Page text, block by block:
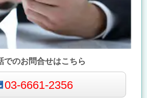
でのお問合せはこちら
03-6661-2356